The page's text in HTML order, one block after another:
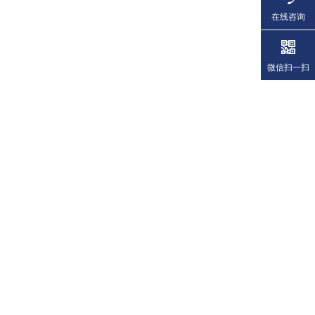
在线咨询
微信扫一扫